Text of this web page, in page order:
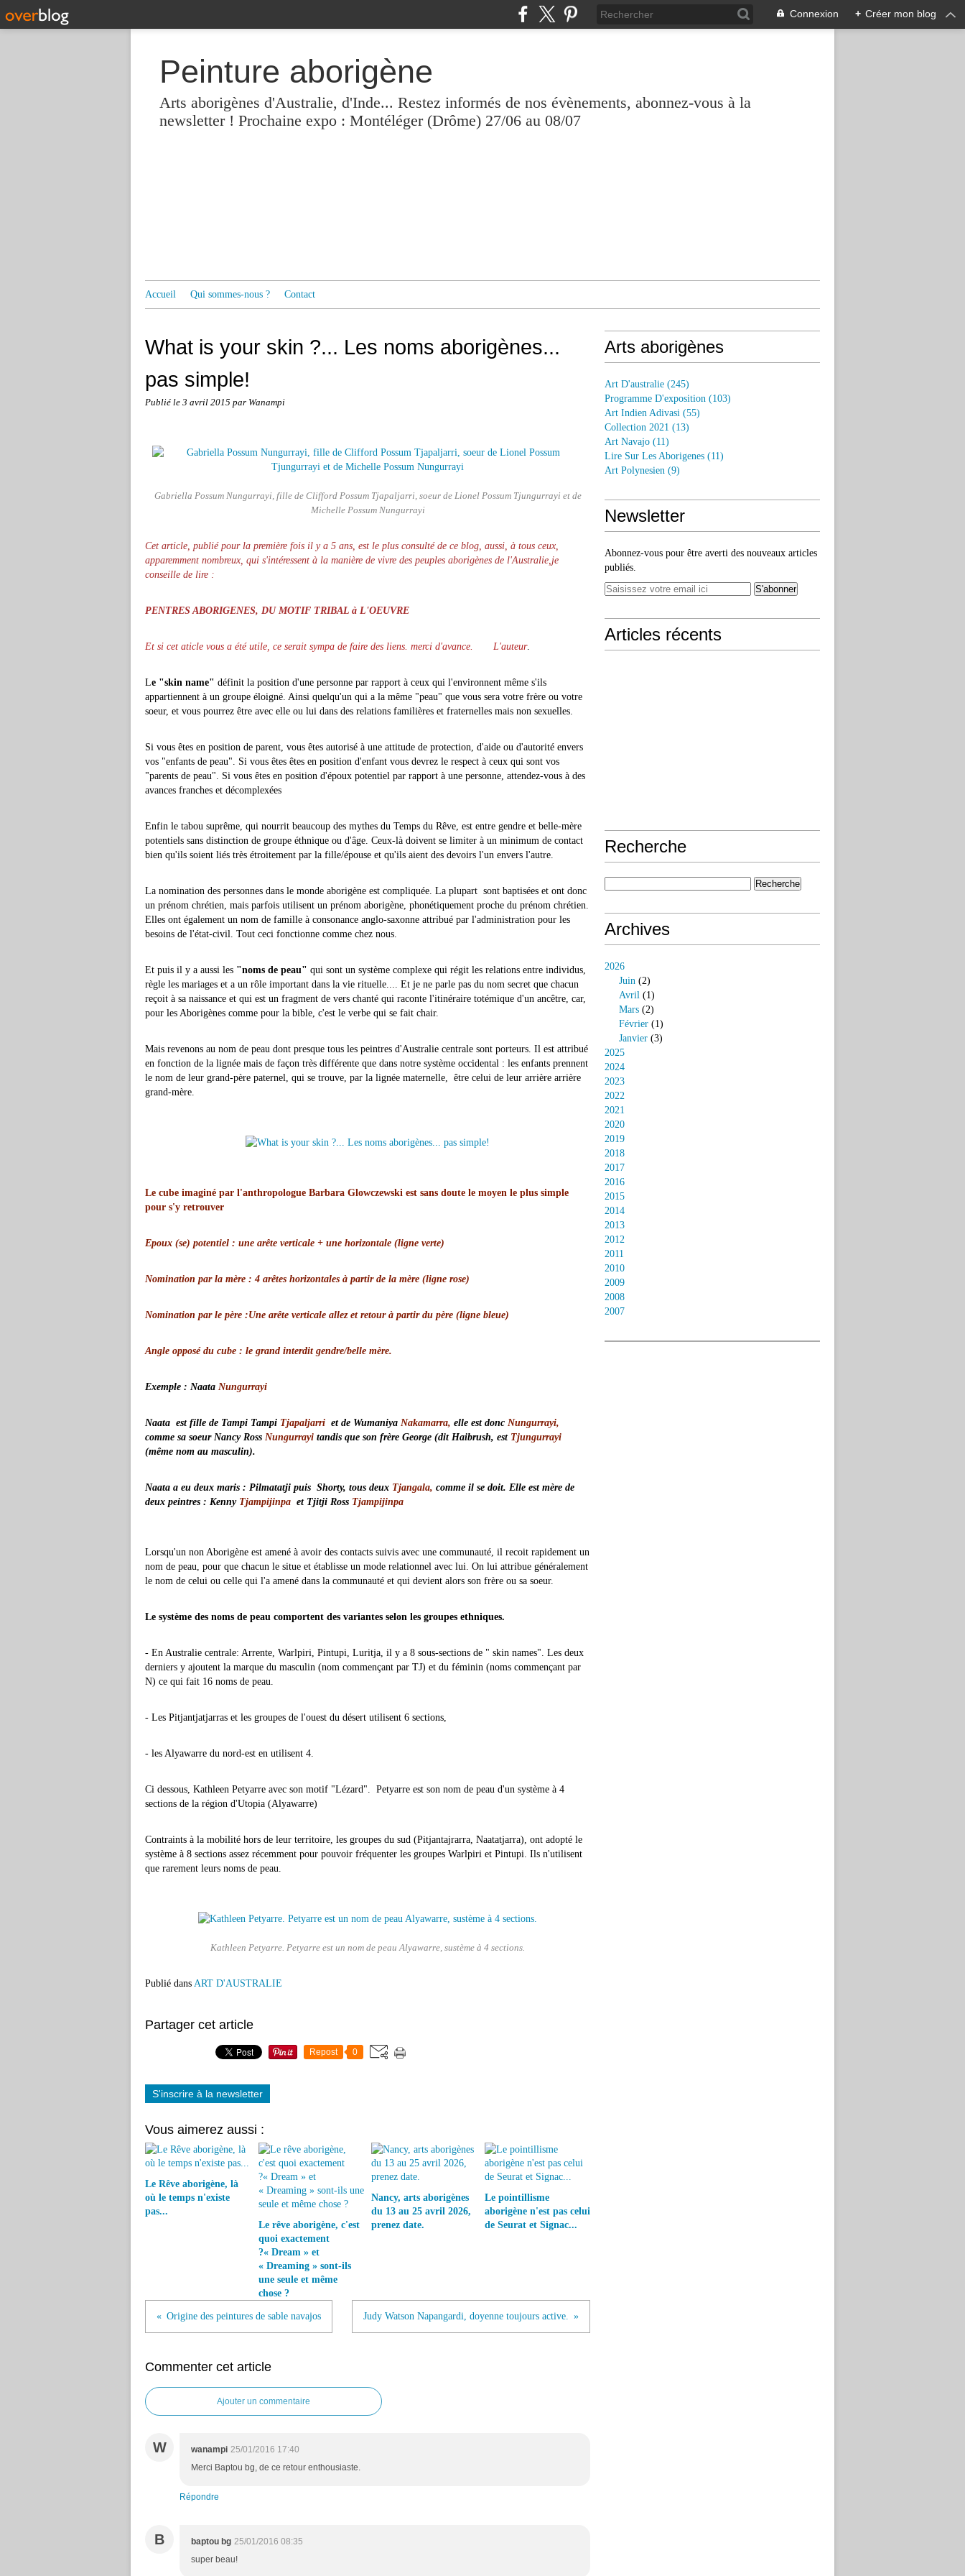
Connexion + Créer mon blog
Peinture aborigène
Arts aborigènes d'Australie, d'Inde... Restez informés de nos évènements, abonnez-vous à la
newsletter ! Prochaine expo : Montéléger (Drôme) 27/06 au 08/07
Accueil Qui sommes-nous ? Contact
What is your skin ?... Les noms aborigènes...
pas simple!
Publié le 3 avril 2015 par Wanampi
Gabriella Possum Nungurrayi, fille de Clifford Possum Tjapaljarri, soeur de Lionel Possum Tjungurrayi et de
Michelle Possum Nungurrayi
Cet article, publié pour la première fois il y a 5 ans, est le plus consulté de ce blog, aussi, à tous ceux,
apparemment nombreux, qui s'intéressent à la manière de vivre des peuples aborigènes de l'Australie,je
conseille de lire :
PENTRES ABORIGENES, DU MOTIF TRIBAL à L'OEUVRE
Et si cet aticle vous a été utile, ce serait sympa de faire des liens. merci d'avance. L'auteur.
Le "skin name" définit la position d'une personne par rapport à ceux qui l'environnent même s'ils
appartiennent à un groupe éloigné. Ainsi quelqu'un qui a la même "peau" que vous sera votre frère ou votre
soeur, et vous pourrez être avec elle ou lui dans des relations familières et fraternelles mais non sexuelles.
Si vous êtes en position de parent, vous êtes autorisé à une attitude de protection, d'aide ou d'autorité envers
vos "enfants de peau". Si vous êtes êtes en position d'enfant vous devrez le respect à ceux qui sont vos
"parents de peau". Si vous êtes en position d'époux potentiel par rapport à une personne, attendez-vous à des
avances franches et décomplexées
Enfin le tabou suprême, qui nourrit beaucoup des mythes du Temps du Rêve, est entre gendre et belle-mère
potentiels sans distinction de groupe éthnique ou d'âge. Ceux-là doivent se limiter à un minimum de contact
bien qu'ils soient liés très étroitement par la fille/épouse et qu'ils aient des devoirs l'un envers l'autre.
La nomination des personnes dans le monde aborigène est compliquée. La plupart sont baptisées et ont donc
un prénom chrétien, mais parfois utilisent un prénom aborigène, phonétiquement proche du prénom chrétien.
Elles ont également un nom de famille à consonance anglo-saxonne attribué par l'administration pour les
besoins de l'état-civil. Tout ceci fonctionne comme chez nous.
Et puis il y a aussi les "noms de peau" qui sont un système complexe qui régit les relations entre individus,
règle les mariages et a un rôle important dans la vie rituelle.... Et je ne parle pas du nom secret que chacun
reçoit à sa naissance et qui est un fragment de vers chanté qui raconte l'itinéraire totémique d'un ancêtre, car,
pour les Aborigènes comme pour la bible, c'est le verbe qui se fait chair.
Mais revenons au nom de peau dont presque tous les peintres d'Australie centrale sont porteurs. Il est attribué
en fonction de la lignée mais de façon très différente que dans notre système occidental : les enfants prennent
le nom de leur grand-père paternel, qui se trouve, par la lignée maternelle, être celui de leur arrière arrière
grand-mère.
Le cube imaginé par l'anthropologue Barbara Glowczewski est sans doute le moyen le plus simple
pour s'y retrouver
Epoux (se) potentiel : une arête verticale + une horizontale (ligne verte)
Nomination par la mère : 4 arêtes horizontales à partir de la mère (ligne rose)
Nomination par le père :Une arête verticale allez et retour à partir du père (ligne bleue)
Angle opposé du cube : le grand interdit gendre/belle mère.
Exemple : Naata Nungurrayi
Naata est fille de Tampi Tampi Tjapaljarri et de Wumaniya Nakamarra, elle est donc Nungurrayi,
comme sa soeur Nancy Ross Nungurrayi tandis que son frère George (dit Haibrush, est Tjungurrayi
(même nom au masculin).
Naata a eu deux maris : Pilmatatji puis Shorty, tous deux Tjangala, comme il se doit. Elle est mère de
deux peintres : KennyTjampijinpa et Tjitji Ross Tjampijinpa
Lorsqu'un non Aborigène est amené à avoir des contacts suivis avec une communauté, il recoit rapidement un
nom de peau, pour que chacun le situe et établisse un mode relationnel avec lui. On lui attribue généralement
le nom de celui ou celle qui l'a amené dans la communauté et qui devient alors son frère ou sa soeur.
Le système des noms de peau comportent des variantes selon les groupes ethniques.
- En Australie centrale: Arrente, Warlpiri, Pintupi, Luritja, il y a 8 sous-sections de " skin names". Les deux
derniers y ajoutent la marque du masculin (nom commençant par TJ) et du féminin (noms commençant par
N) ce qui fait 16 noms de peau.
- Les Pitjantjatjarras et les groupes de l'ouest du désert utilisent 6 sections,
- les Alyawarre du nord-est en utilisent 4.
Ci dessous, Kathleen Petyarre avec son motif "Lézard". Petyarre est son nom de peau d'un système à 4
sections de la région d'Utopia (Alyawarre)
Contraints à la mobilité hors de leur territoire, les groupes du sud (Pitjantajrarra, Naatatjarra), ont adopté le
système à 8 sections assez récemment pour pouvoir fréquenter les groupes Warlpiri et Pintupi. Ils n'utilisent
que rarement leurs noms de peau.
Kathleen Petyarre. Petyarre est un nom de peau Alyawarre, sustème à 4 sections.
Publié dans ART D'AUSTRALIE
Partager cet article
Repost 0
S'inscrire à la newsletter
Vous aimerez aussi :
Le Rêve aborigène, là
où le temps n'existe
pas...
Le rêve aborigène, c'est
quoi exactement
?« Dream » et
« Dreaming » sont-ils
une seule et même
chose ?
Nancy, arts aborigènes
du 13 au 25 avril 2026,
prenez date.
Le pointillisme
aborigène n'est pas celui
de Seurat et Signac...
Origine des peintures de sable navajos Judy Watson Napangardi, doyenne toujours active.
Commenter cet article
Ajouter un commentaire
W wanampi 25/01/2016 17:40
Merci Baptou bg, de ce retour enthousiaste.
Répondre
B baptou bg 25/01/2016 08:35
super beau!
Arts aborigènes
Art D'australie (245)
Programme D'exposition (103)
Art Indien Adivasi (55)
Collection 2021 (13)
Art Navajo (11)
Lire Sur Les Aborigenes (11)
Art Polynesien (9)
Newsletter
Abonnez-vous pour être averti des nouveaux articles
publiés.
Articles récents
Recherche
Archives
2026
Juin (2)
Avril (1)
Mars (2)
Février (1)
Janvier (3)
2025
2024
2023
2022
2021
2020
2019
2018
2017
2016
2015
2014
2013
2012
2011
2010
2009
2008
2007